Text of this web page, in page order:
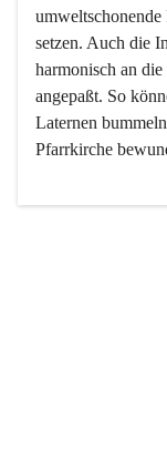
setzen. Auch die
harmonisch an
angepaßt. So
Laternen
Pfarrkirche
Der Weinbau